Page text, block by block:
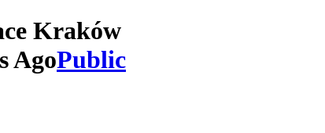
Kraków
AgoPublic